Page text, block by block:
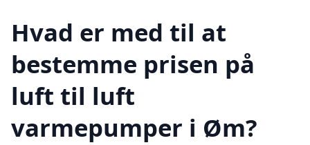
Hvad er med til at
bestemme prisen på
luft til luft
varmepumper i Øm?